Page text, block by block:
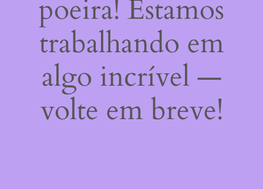
poeira! Estamos
trabalhando em
algo incrível —
volte em breve!